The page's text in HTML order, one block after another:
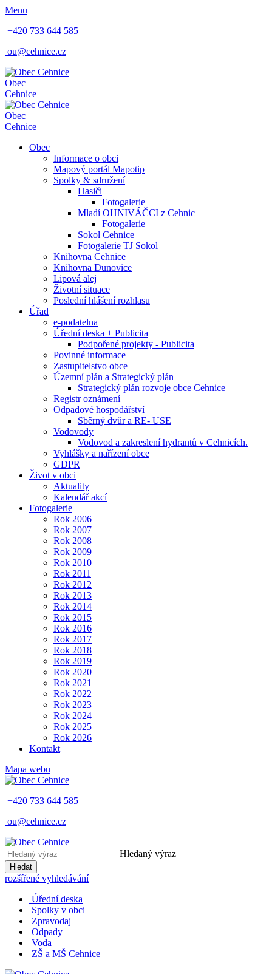
Menu
+420 733 644 585
ou@cehnice.cz
Obec
Cehnice
Obec
Cehnice
Obec
Informace o obci
Mapový portál Mapotip
Spolky & sdružení
Hasiči
Fotogalerie
Mladí OHNIVÁČCI z Cehnic
Fotogalerie
Sokol Cehnice
Fotogalerie TJ Sokol
Knihovna Cehnice
Knihovna Dunovice
Lipová alej
Životní situace
Poslední hlášení rozhlasu
Úřad
e-podatelna
Úřední deska + Publicita
Podpořené projekty - Publicita
Povinné informace
Zastupitelstvo obce
Územní plán a Strategický plán
Strategický plán rozvoje obce Cehnice
Registr oznámení
Odpadové hospodářství
Sběrný dvůr a RE- USE
Vodovody
Vodovod a zakreslení hydrantů v Cehnicích.
Vyhlášky a nařízení obce
GDPR
Život v obci
Aktuality
Kalendář akcí
Fotogalerie
Rok 2006
Rok 2007
Rok 2008
Rok 2009
Rok 2010
Rok 2011
Rok 2012
Rok 2013
Rok 2014
Rok 2015
Rok 2016
Rok 2017
Rok 2018
Rok 2019
Rok 2020
Rok 2021
Rok 2022
Rok 2023
Rok 2024
Rok 2025
Rok 2026
Kontakt
Mapa webu
+420 733 644 585
ou@cehnice.cz
Hledaný výraz
Hledat
rozšířené vyhledávání
Úřední deska
Spolky v obci
Zpravodaj
Odpady
Voda
ZŠ a MŠ Cehnice